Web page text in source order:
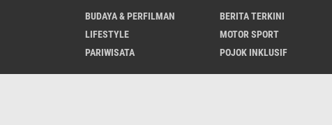
BUDAYA & PERFILMAN BERITA TERKINI
LIFESTYLE
MOTOR SPORT
PARIWISATA
POJOK INKLUSIF